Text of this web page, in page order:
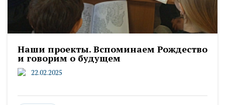
Наши проекты. Вспоминаем Рождество
и говорим о будущем
22.02.2025